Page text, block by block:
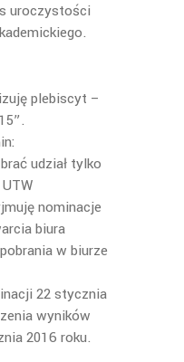
uroczystości
plebiscyt –
udział tylko
nominacje
biura
w biurze
22 stycznia
wyników
2016 roku.